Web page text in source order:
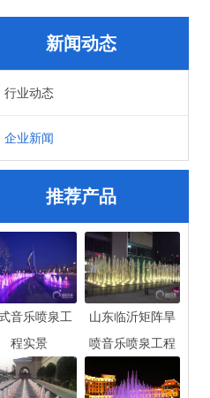
新闻动态
行业动态
企业新闻
推荐产品
音乐喷泉工
程实景
山东临沂矩阵旱
喷音乐喷泉工程